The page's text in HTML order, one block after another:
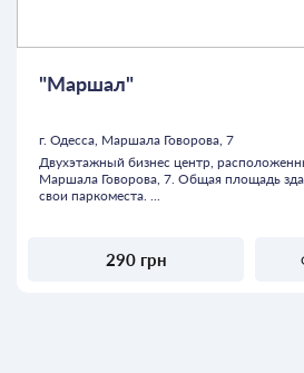
"Маршал"
г. Одесса, Маршала Говорова, 7
Двухэтажный бизнес центр,
Маршала Говорова, 7. Общая площадь
свои паркоместа. ...
290 грн